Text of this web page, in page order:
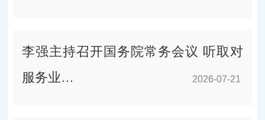
2026-07-21
李强主持召开国务院常务会议 听取对
服务业…
2026-07-21